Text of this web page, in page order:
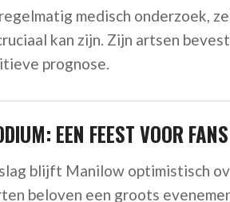
medisch onderzoek,
kan zijn. Zijn artsen
prognose.
EEN FEEST VOOR FANS
blijft Manilow optimistisch
beloven een groots